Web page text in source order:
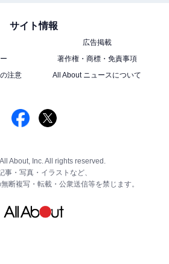
サイト情報
広告掲載
著作権・商標・免責事項
注意
All About ニュースについて
About, Inc. All rights reserved.
事・写真・イラストなど、
断複写・転載・公衆送信等を禁じます。